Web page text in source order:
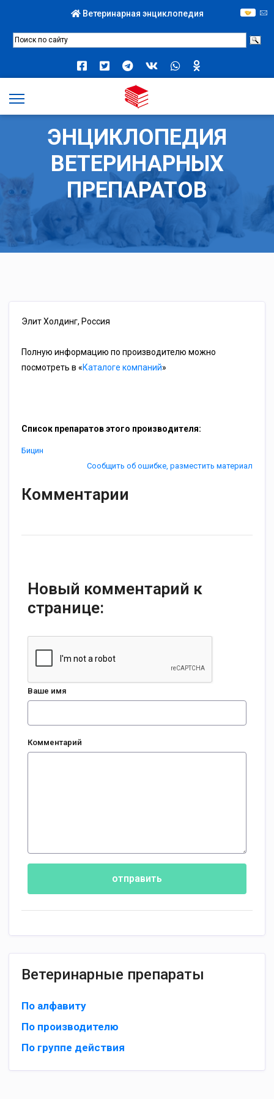
Ветеринарная энциклопедия
ЭНЦИКЛОПЕДИЯ
ВЕТЕРИНАРНЫХ
ПРЕПАРАТОВ
Элит Холдинг, Россия
Полную информацию по производителю можно
посмотреть в «Каталоге компаний»
Список препаратов этого производителя:
Бицин
Сообщить об ошибке, разместить материал
Комментарии
Новый комментарий к
странице:
Ваше имя
Комментарий
отправить
Ветеринарные препараты
По алфавиту
По производителю
По группе действия